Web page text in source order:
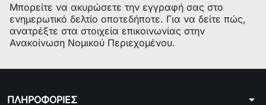
Μπορείτε να ακυρώσετε την εγγραφή σας στο
ενημερωτικό δελτίο οποτεδήποτε. Για να δείτε πώς,
ανατρέξτε στα στοιχεία επικοινωνίας στην
Ανακοίνωση Νομικού Περιεχομένου.
ΠΛΗΡΟΦΟΡΙΕΣ arrow_drop_down